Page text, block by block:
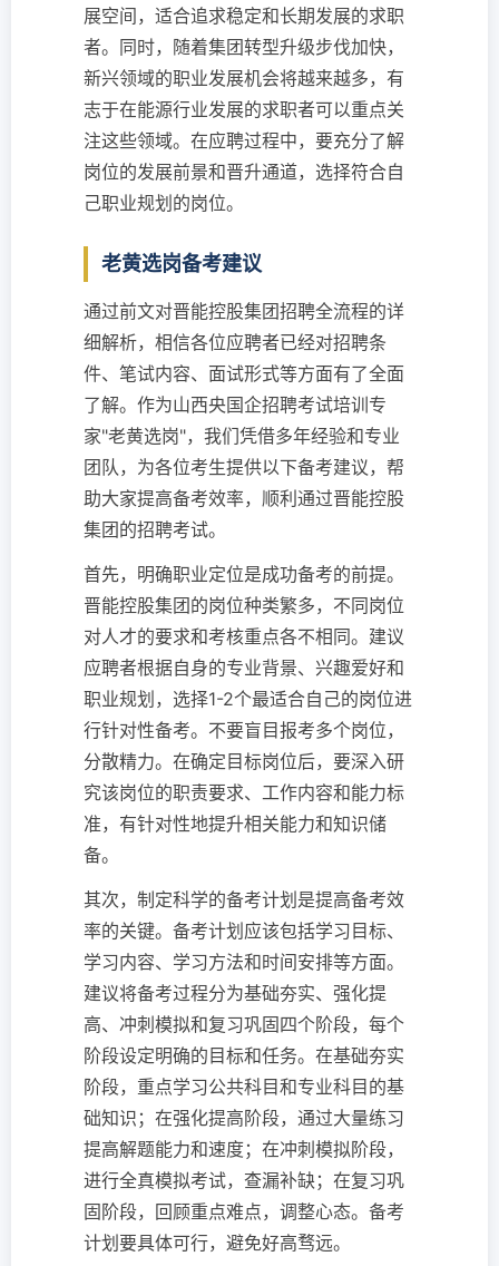
展空间，适合追求稳定和长期发展的求职
者。同时，随着集团转型升级步伐加快，
新兴领域的职业发展机会将越来越多，有
志于在能源行业发展的求职者可以重点关
注这些领域。在应聘过程中，要充分了解
岗位的发展前景和晋升通道，选择符合自
己职业规划的岗位。
老黄选岗备考建议
通过前文对晋能控股集团招聘全流程的详
细解析，相信各位应聘者已经对招聘条
件、笔试内容、面试形式等方面有了全面
了解。作为山西央国企招聘考试培训专
家"老黄选岗"，我们凭借多年经验和专业
团队，为各位考生提供以下备考建议，帮
助大家提高备考效率，顺利通过晋能控股
集团的招聘考试。
首先，明确职业定位是成功备考的前提。
晋能控股集团的岗位种类繁多，不同岗位
对人才的要求和考核重点各不相同。建议
应聘者根据自身的专业背景、兴趣爱好和
职业规划，选择1-2个最适合自己的岗位进
行针对性备考。不要盲目报考多个岗位，
分散精力。在确定目标岗位后，要深入研
究该岗位的职责要求、工作内容和能力标
准，有针对性地提升相关能力和知识储
备。
其次，制定科学的备考计划是提高备考效
率的关键。备考计划应该包括学习目标、
学习内容、学习方法和时间安排等方面。
建议将备考过程分为基础夯实、强化提
高、冲刺模拟和复习巩固四个阶段，每个
阶段设定明确的目标和任务。在基础夯实
阶段，重点学习公共科目和专业科目的基
础知识；在强化提高阶段，通过大量练习
提高解题能力和速度；在冲刺模拟阶段，
进行全真模拟考试，查漏补缺；在复习巩
固阶段，回顾重点难点，调整心态。备考
计划要具体可行，避免好高骛远。